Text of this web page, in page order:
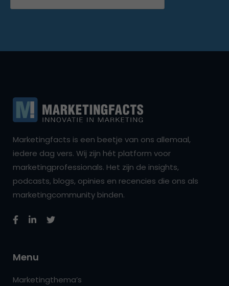
Marketingfacts is een beetje van ons allemaal,
iedere dag vers. Wij zijn hét platform voor
marketingprofessionals. Het zijn de insights,
podcasts, blogs, opinies en recencies die ons als
marketingcommunity binden.
Menu
Marketingthema’s